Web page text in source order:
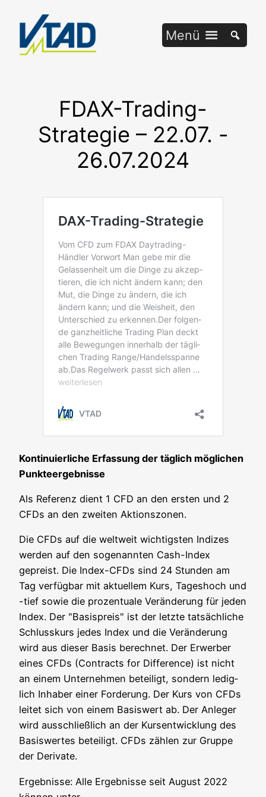
springen
Menü
FDAX-Trading-
Strategie – 22.07. -
26.07.2024
Kon­ti­nu­ier­li­che Erfas­sung der täg­lich mög­li­chen
Punkteergebnisse
Als Refe­renz dient 1 CFD an den ers­ten und 2
CFDs an den zwei­ten Aktionszonen.
Die CFDs auf die welt­weit wich­tigs­ten Indi­zes
wer­den auf den soge­nann­ten Cash-Index
gepreist. Die Index-CFDs sind 24 Stun­den am
Tag ver­füg­bar mit aktu­el­lem Kurs, Tages­hoch und
-tief sowie die pro­zen­tua­le Ver­än­de­rung für jeden
Index. Der "Basis­preis" ist der letz­te tat­säch­li­che
Schluss­kurs jedes Index und die Ver­än­de­rung
wird aus die­ser Basis berech­net. Der Erwer­ber
eines CFDs (Con­tracts for Dif­fe­rence) ist nicht
an einem Unter­neh­men betei­ligt, son­dern ledig­
lich Inha­ber einer For­de­rung. Der Kurs von CFDs
lei­tet sich von einem Basis­wert ab. Der Anle­ger
wird aus­schließ­lich an der Kurs­ent­wick­lung des
Basis­wer­tes betei­ligt. CFDs zäh­len zur Grup­pe
der Derivate.
Ergeb­nis­se: Alle Ergeb­nis­se seit August 2022